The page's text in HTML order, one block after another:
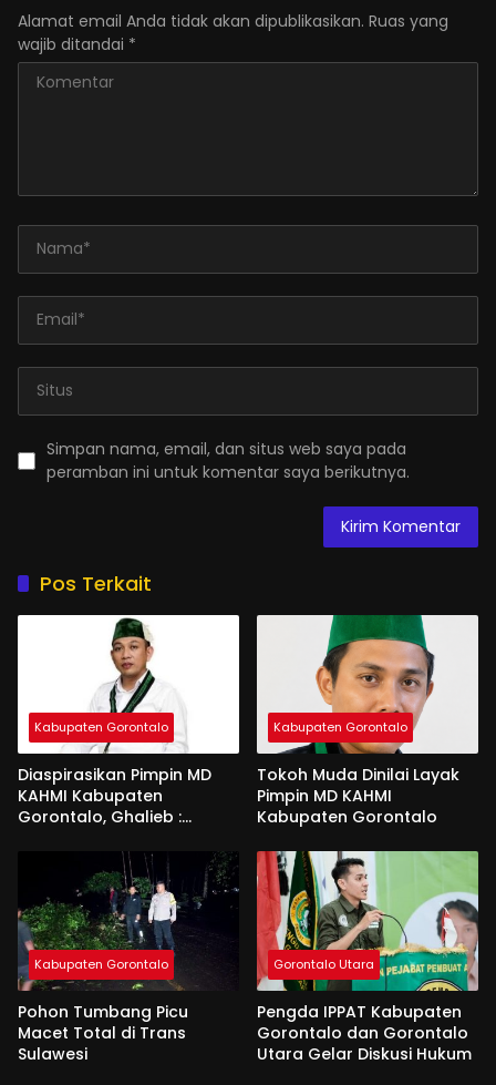
Alamat email Anda tidak akan dipublikasikan. Ruas yang
wajib ditandai *
Simpan nama, email, dan situs web saya pada
peramban ini untuk komentar saya berikutnya.
Pos Terkait
Kabupaten Gorontalo
Diaspirasikan Pimpin MD
KAHMI Kabupaten
Gorontalo, Ghalieb :
Kabupaten Gorontalo
Tokoh Muda Dinilai Layak
Pimpin MD KAHMI
Kabupaten Gorontalo
Kabupaten Gorontalo
Pohon Tumbang Picu
Macet Total di Trans
Sulawesi
Gorontalo Utara
Pengda IPPAT Kabupaten
Gorontalo dan Gorontalo
Utara Gelar Diskusi Hukum